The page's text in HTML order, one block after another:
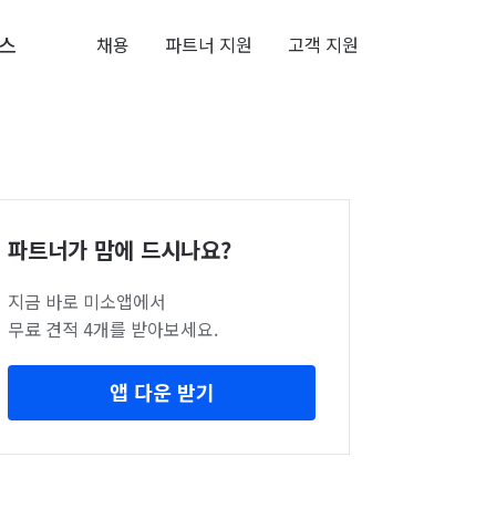
채용 파트너 지원 고객 지원
파트너가 맘에 드시나요?
지금 바로 미소앱에서
무료 견적 4개를 받아보세요.
앱 다운 받기